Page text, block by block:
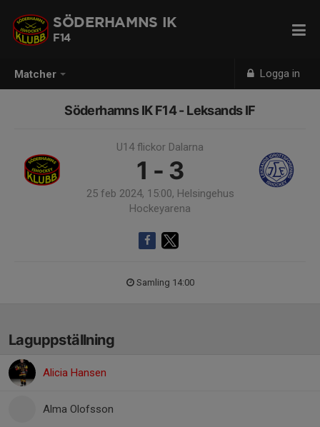
Matcher Logga in
SÖDERHAMNS IK
F14
Söderhamns IK F14 - Leksands IF
U14 flickor Dalarna
1 - 3
25 feb 2024, 15:00, Helsingehus
Hockeyarena
Samling 14:00
Laguppställning
Alicia Hansen
Alma Olofsson